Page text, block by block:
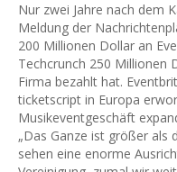
Nur zwei Jahre nach dem
Meldung der
200 Millionen Dollar an
Techcrunch 250 Millionen
Firma bezahlt hat.
ticketscript in Europa
Musikeventgeschäft
„Das Ganze ist größer als
sehen eine enorme